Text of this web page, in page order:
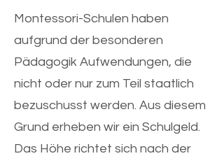
Montessori-Schulen haben
aufgrund der besonderen
Pädagogik Aufwendungen, die
nicht oder nur zum Teil staatlich
bezuschusst werden. Aus diesem
Grund erheben wir ein Schulgeld.
Das Höhe richtet sich nach der